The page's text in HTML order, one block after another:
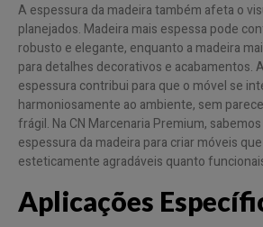
A espessura da madeira também afeta o
planejados. Madeira mais espessa pode
robusto e elegante, enquanto a madeira
para detalhes decorativos e acabamentos.
espessura contribui para que o móvel se
harmoniosamente ao ambiente, sem
frágil. Na CN Marcenaria Premium,
espessura da madeira para criar móveis
esteticamente agradáveis quanto
Aplicações